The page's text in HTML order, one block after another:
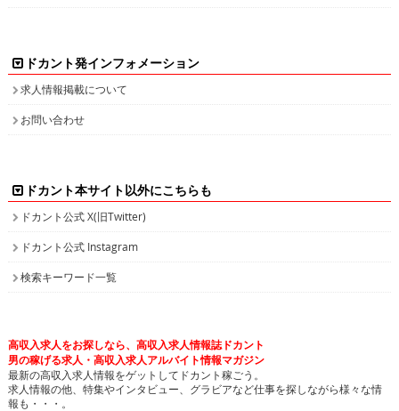
ドカント発インフォメーション
求人情報掲載について
お問い合わせ
ドカント本サイト以外にこちらも
ドカント公式 X(旧Twitter)
ドカント公式 Instagram
検索キーワード一覧
高収入求人をお探しなら、高収入求人情報誌ドカント
男の稼げる求人・高収入求人アルバイト情報マガジン
最新の高収入求人情報をゲットしてドカント稼ごう。
求人情報の他、特集やインタビュー、グラビアなど仕事を探しながら様々な情
報も・・・。